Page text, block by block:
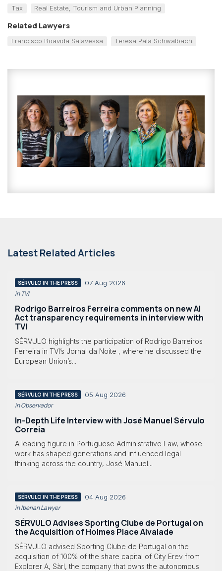
Tax
Real Estate, Tourism and Urban Planning
Related Lawyers
Francisco Boavida Salavessa Teresa Pala Schwalbach
Latest Related Articles
SÉRVULO IN THE PRESS 07 Aug 2026
in TVI
Rodrigo Barreiros Ferreira comments on new AI
Act transparency requirements in interview with
TVI
SÉRVULO highlights the participation of Rodrigo Barreiros
Ferreira in TVI’s Jornal da Noite , where he discussed the
European Union’s...
SÉRVULO IN THE PRESS 05 Aug 2026
in Observador
In-Depth Life Interview with José Manuel Sérvulo
Correia
A leading figure in Portuguese Administrative Law, whose
work has shaped generations and influenced legal
thinking across the country, José Manuel...
SÉRVULO IN THE PRESS 04 Aug 2026
in Iberian Lawyer
SÉRVULO Advises Sporting Clube de Portugal on
the Acquisition of Holmes Place Alvalade
SÉRVULO advised Sporting Clube de Portugal on the
acquisition of 100% of the share capital of City Erev from
Explorer A, Sàrl, the company that owns the autonomous